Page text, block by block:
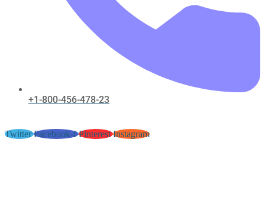
+1-800-456-478-23
Twitter Facebook-f Pinterest Instagram